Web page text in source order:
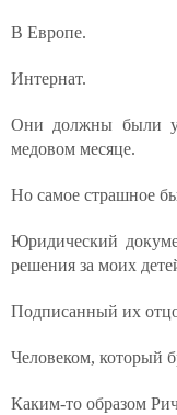
В Европе.
Интернат.
Они должны были
медовом месяце.
Но самое страшное
Юридический
решения за моих
Подписанный их
Человеком, который
Каким-то образом